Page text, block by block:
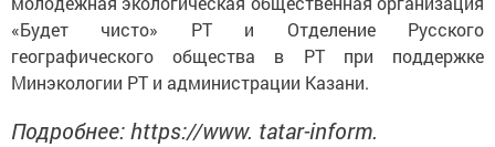
«Будет чисто» РТ и Отделение Русского
географического общества в РТ при поддержке
Минэкологии РТ и администрации Казани.
Подробнее: https://www. tatar-inform.